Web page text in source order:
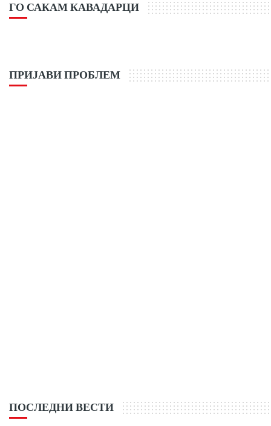
ГО САКАМ КАВАДАРЦИ
ПРИЈАВИ ПРОБЛЕМ
ПОСЛЕДНИ ВЕСТИ